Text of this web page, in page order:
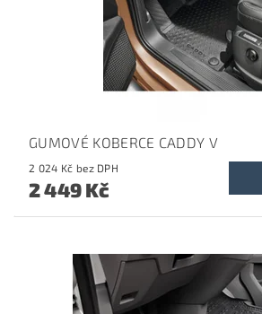
GUMOVÉ KOBERCE CADDY V
2 024 Kč bez DPH
2 449 Kč